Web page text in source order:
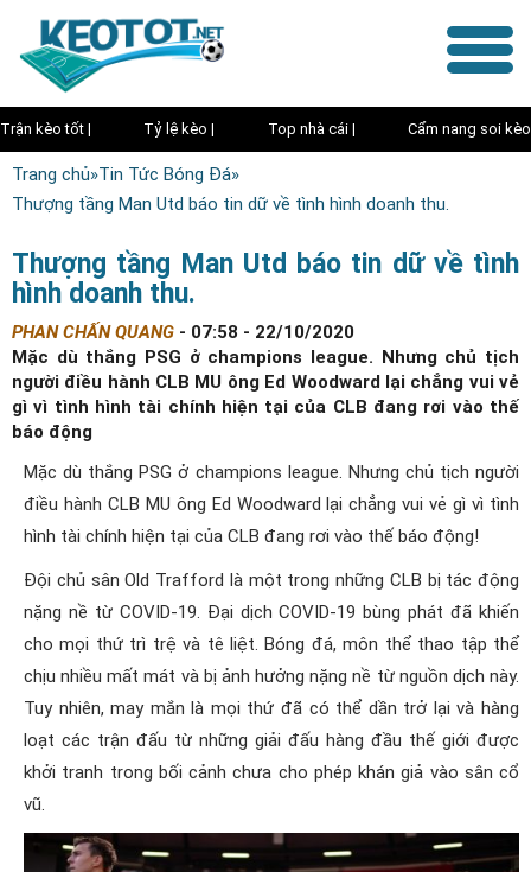
Trận kèo tốt | Tỷ lệ kèo | Top nhà cái | Cẩm nang soi kèo
Trang chủ»Tin Tức Bóng Đá»
Thượng tầng Man Utd báo tin dữ về tình hình doanh thu.
Thượng tầng Man Utd báo tin dữ về tình
hình doanh thu.
PHAN CHẤN QUANG - 07:58 - 22/10/2020
Mặc dù thắng PSG ở champions league. Nhưng chủ tịch
người điều hành CLB MU ông Ed Woodward lại chẳng vui vẻ
gì vì tình hình tài chính hiện tại của CLB đang rơi vào thế
báo động
Mặc dù thắng PSG ở champions league. Nhưng chủ tịch người
điều hành CLB MU ông Ed Woodward lại chẳng vui vẻ gì vì tình
hình tài chính hiện tại của CLB đang rơi vào thế báo động!
Đội chủ sân Old Trafford là một trong những CLB bị tác động
nặng nề từ COVID-19. Đại dịch COVID-19 bùng phát đã khiến
cho mọi thứ trì trệ và tê liệt. Bóng đá, môn thể thao tập thể
chịu nhiều mất mát và bị ảnh hưởng nặng nề từ nguồn dịch này.
Tuy nhiên, may mắn là mọi thứ đã có thể dần trở lại và hàng
loạt các trận đấu từ những giải đấu hàng đầu thế giới được
khởi tranh trong bối cảnh chưa cho phép khán giả vào sân cổ
vũ.